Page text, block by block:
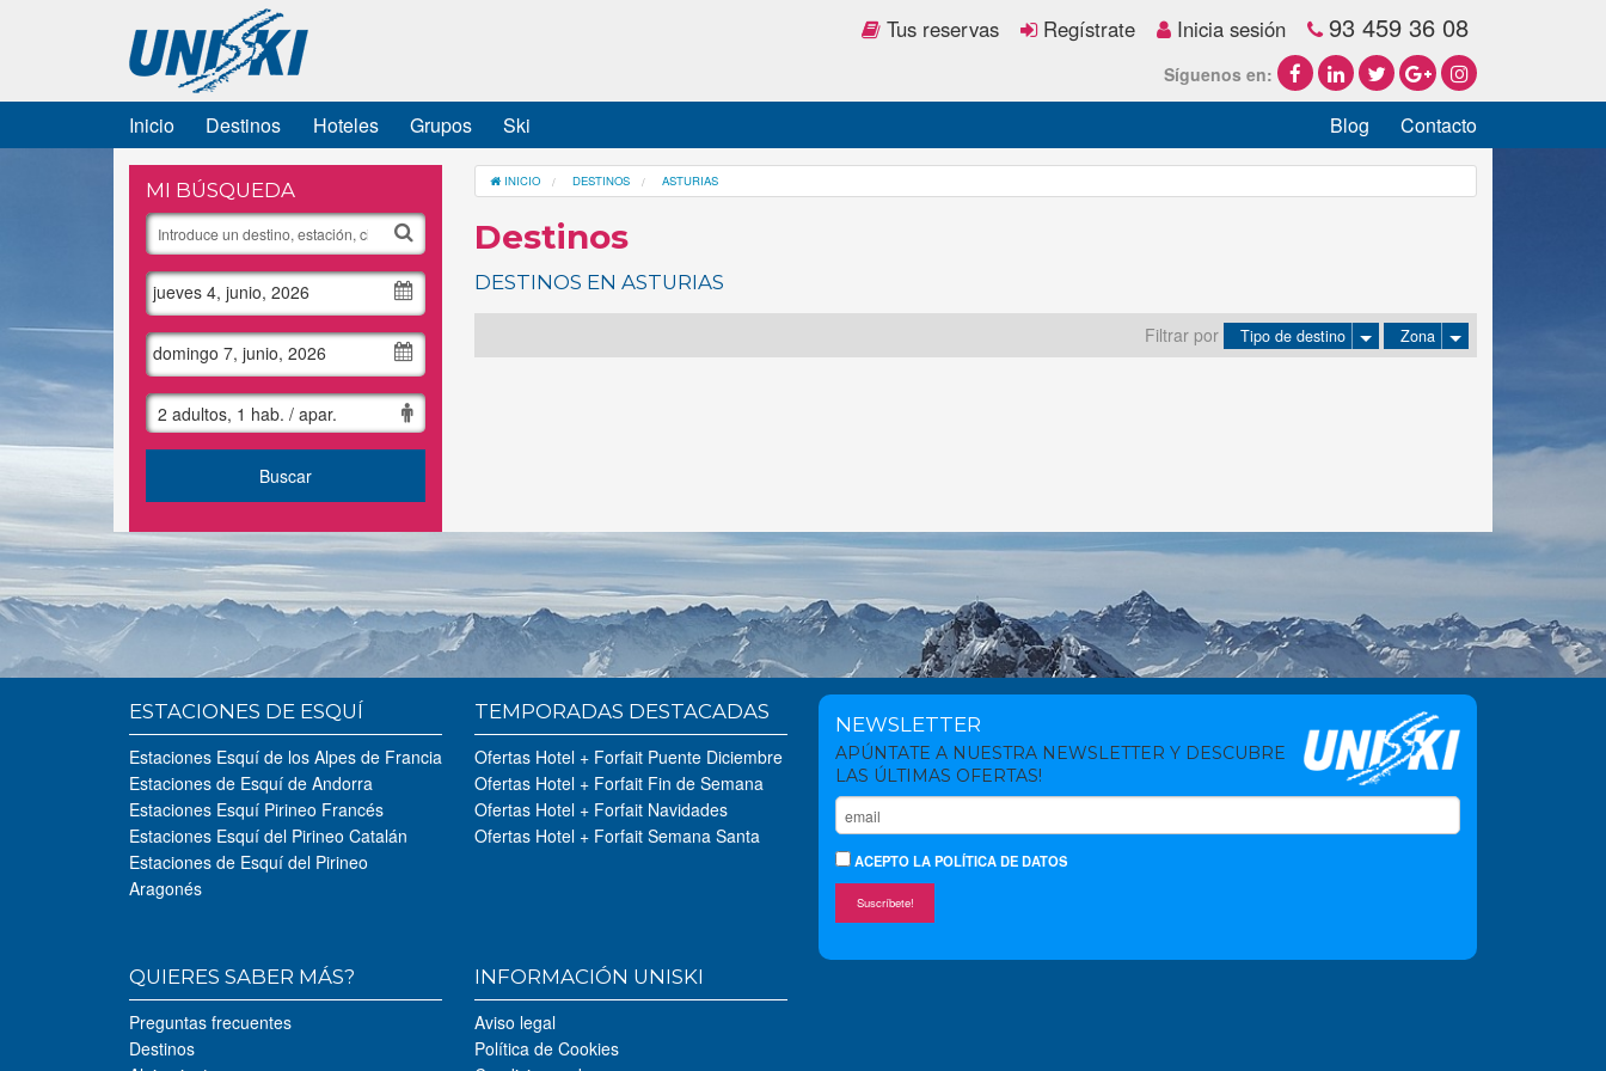
Tus reservas Regístrate Inicia sesión 93 459 36 08
Síguenos en:
Inicio Destinos Hoteles Grupos Ski Blog Contacto
MI BÚSQUEDA
jueves 4, junio, 2026
domingo 7, junio, 2026
2 adultos, 1 hab. / apar.
Buscar
INICIO DESTINOS ASTURIAS
Destinos
DESTINOS EN ASTURIAS
Filtrar por Tipo de destino Zona
ESTACIONES DE ESQUÍ
Estaciones Esquí de los Alpes de Francia
Estaciones de Esquí de Andorra
Estaciones Esquí Pirineo Francés
Estaciones Esquí del Pirineo Catalán
Estaciones de Esquí del Pirineo
Aragonés
TEMPORADAS DESTACADAS
Ofertas Hotel + Forfait Puente Diciembre
Ofertas Hotel + Forfait Fin de Semana
Ofertas Hotel + Forfait Navidades
Ofertas Hotel + Forfait Semana Santa
NEWSLETTER
APÚNTATE A NUESTRA NEWSLETTER Y DESCUBRE
LAS ÚLTIMAS OFERTAS!
ACEPTOLA POLÍTICA DE DATOS
Suscríbete!
QUIERES SABER MÁS?
Preguntas frecuentes
Destinos
INFORMACIÓN UNISKI
Aviso legal
Política de Cookies